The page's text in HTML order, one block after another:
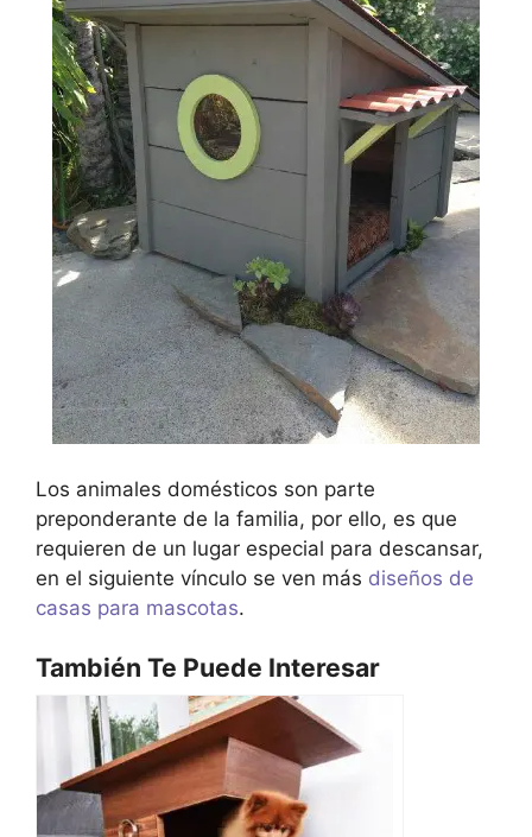
Los animales domésticos son parte
preponderante de la familia, por ello, es que
requieren de un lugar especial para descansar,
en el siguiente vínculo se ven más diseños de
casas para mascotas.
También Te Puede Interesar